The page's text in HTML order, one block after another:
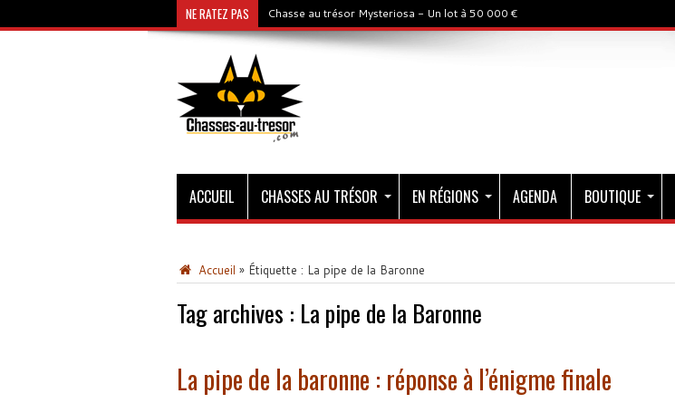
NE RATEZ PAS Chasse au trésor Mysteriosa - Un lot à 50 000 €
ACCUEIL CHASSES AU TRÉSOR EN RÉGIONS AGENDA BOUTIQUE
Accueil » Étiquette : La pipe de la Baronne
Tag archives : La pipe de la Baronne
La pipe de la baronne : réponse à l’énigme finale